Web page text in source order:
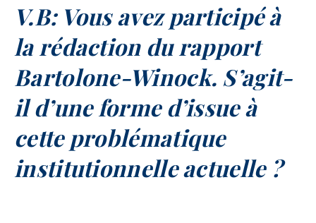
V.B: Vous avez participé à
la rédaction du rapport
Bartolone-Winock. S’agit-
il d’une forme d’issue à
cette problématique
institutionnelle actuelle ?